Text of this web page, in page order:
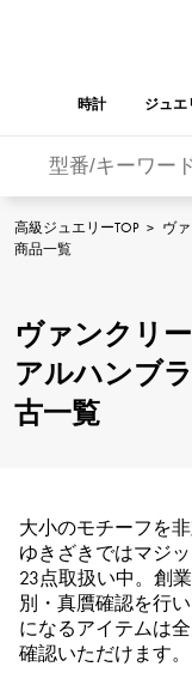
時計 ジュエ
ロレックス
A.LANGE &
ランゲ＆ゾー
PATEK PHILIPPE
ヴァシュロン
ンタン
AUDEMARS
オーデマ・ピ
CHANEL
YUKIZAKI
ジュエリー
ジ
レガリア
YOBIKO
ヨビコ
RICH CROSS
リッチクロス
ANGLER
アングラー
HIMAWARI
バーキン
ガーデンパー
財布
高級ジュエリーTOP > ヴ
商品一覧
ヴァンクリ
アルハンブ
古一覧
大小のモチーフを
ゆきざきではマジ
23点取扱い中。創
別・真贋確認を行
になるアイテムは
確認いただけます。